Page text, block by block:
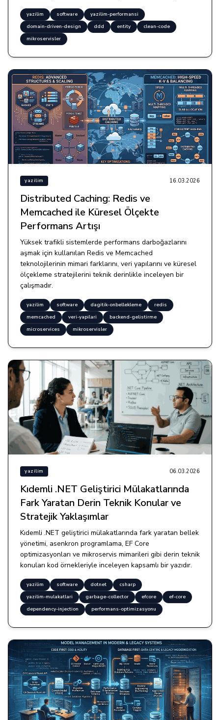
yazilim software
yazilim-performansi
domain-driven-design
ddd entity
clean-code
mikroservisler
yazilim 16.03.2026
Distributed Caching: Redis ve
Memcached ile Küresel Ölçekte
Performans Artışı
Yüksek trafikli sistemlerde performans darboğazlarını
aşmak için kullanılan Redis ve Memcached
teknolojilerinin mimari farklarını, veri yapılarını ve küresel
ölçekleme stratejilerini teknik derinlikle inceleyen bir
çalışmadır.
yazilim software dagitik-onbellekleme
redis
memcached
veri-yapilari
backend-gelistirme
microservices
mikroservisler
yazilim 06.03.2026
Kıdemli .NET Geliştirici Mülakatlarında
Fark Yaratan Derin Teknik Konular ve
Stratejik Yaklaşımlar
Kıdemli .NET geliştirici mülakatlarında fark yaratan bellek
yönetimi, asenkron programlama, EF Core
optimizasyonları ve mikroservis mimarileri gibi derin teknik
konuları kod örnekleriyle inceleyen kapsamlı bir yazıdır.
yazilim software dotnet
csharp
yazilim-mulakatlari
garbage-collector efcore
ef-core
dependency-injection
performans-optimizasyonu